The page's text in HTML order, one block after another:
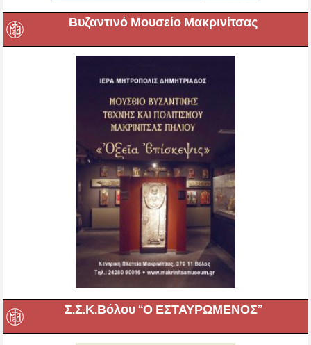
Βυζαντινό Μουσείο Μακρινίτσας
Σ.Σ.Κ.Βόλου “Ο ΕΣΤΑΥΡΩΜΕΝΟΣ”